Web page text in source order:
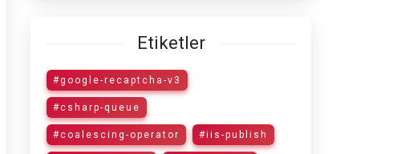
Etiketler
#google-recaptcha-v3
#csharp-queue
#coalescing-operator #iis-publish